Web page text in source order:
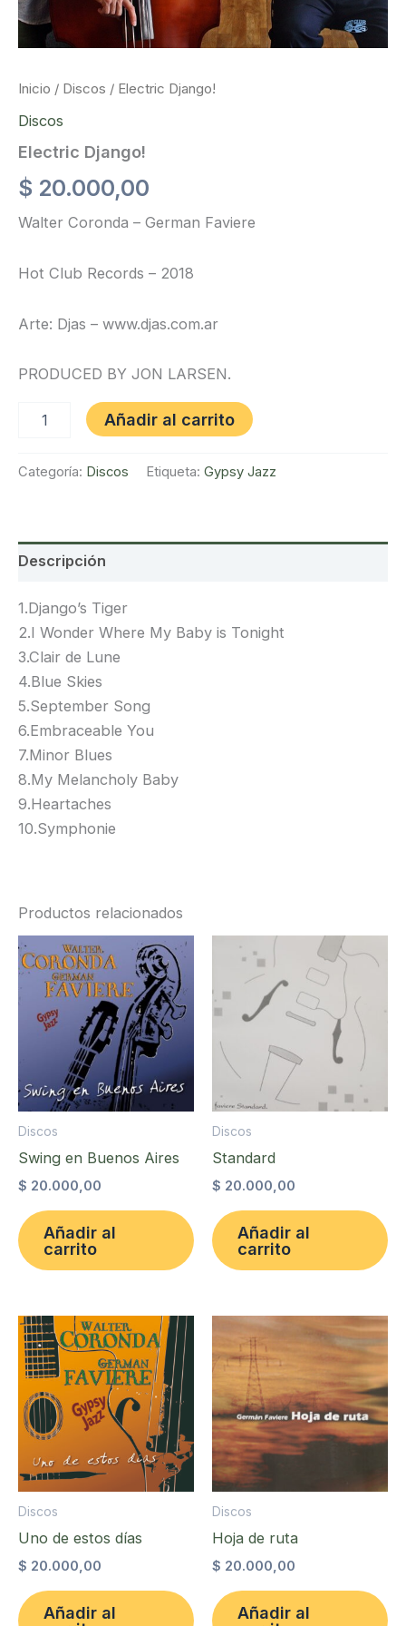
Inicio / Discos / Electric Django!
Discos
Electric Django!
$ 20.000,00
Walter Coronda – German Faviere
Hot Club Records – 2018
Arte: Djas – www.djas.com.ar
PRODUCED BY JON LARSEN.
Django!
Añadir al carrito
Categoría: Discos Etiqueta: Gypsy Jazz
Descripción
1.Django’s Tiger
2.I Wonder Where My Baby is Tonight
3.Clair de Lune
4.Blue Skies
5.September Song
6.Embraceable You
7.Minor Blues
8.My Melancholy Baby
9.Heartaches
10.Symphonie
Productos relacionados
Discos
Swing en Buenos Aires
$ 20.000,00
Añadir al
carrito
Discos
Standard
$ 20.000,00
Añadir al
carrito
Discos
Uno de estos días
$ 20.000,00
Añadir al
Discos
Hoja de ruta
$ 20.000,00
Añadir al